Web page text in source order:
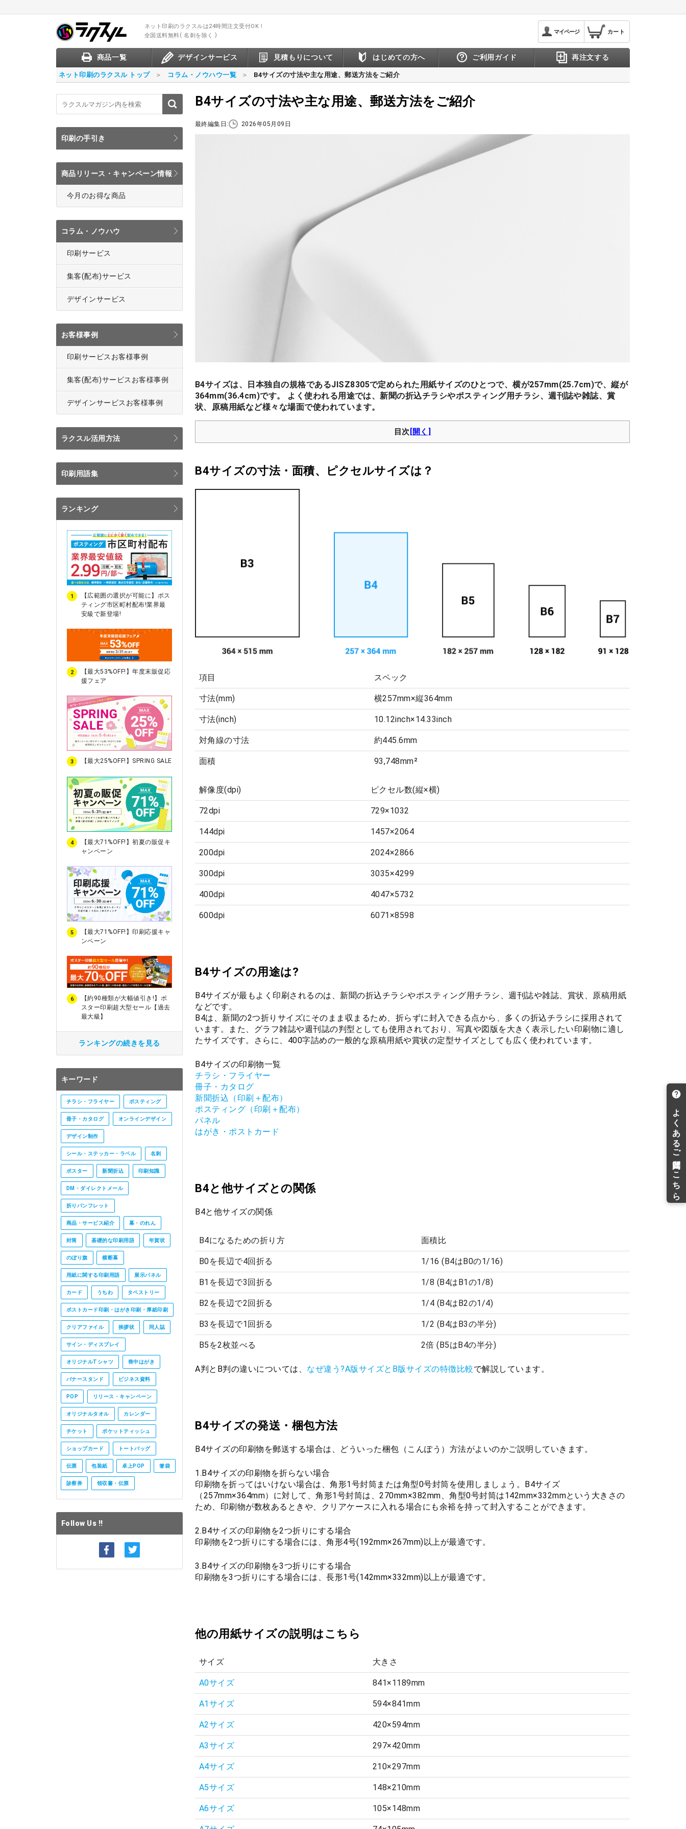
ネット印刷のラクスルは24時間注文受付OK！
全国送料無料
名刺を除く
マイページ カート
商品一覧 デザインサービス 見積もりについて はじめての方へ ご利用ガイド 再注文する
ネット印刷のラクスル トップ コラム・ノウハウ一覧 B4サイズの寸法や主な用途、郵送方法をご紹介
印刷の手引き
商品リリース・キャンペーン情報
今月のお得な商品
コラム・ノウハウ
印刷サービス
集客(配布)サービス
デザインサービス
お客様事例
印刷サービスお客様事例
集客(配布)サービスお客様事例
デザインサービスお客様事例
ラクスル活用方法
印刷用語集
ランキング
1
【広範囲の選択が可能に】ポス
ティング市区町村配布!業界最
安級で新登場!
2
【最大53%OFF!】年度末販促応
援フェア
3 【最大25%OFF!】SPRING SALE
4
【最大71%OFF!】初夏の販促キ
ャンペーン
5
【最大71%OFF!】印刷応援キャ
ンペーン
6
【約90種類が大幅値引き!】ポ
スター印刷超大型セール【過去
最大級】
ランキングの続きを見る
キーワード
チラシ・フライヤー ポスティング
冊子・カタログ オンラインデザイン
デザイン制作
シール・ステッカー・ラベル 名刺
ポスター 新聞折込 印刷知識
DM・ダイレクトメール
折りパンフレット
商品・サービス紹介 幕・のれん
封筒 基礎的な印刷用語 年賀状
のぼり旗 横断幕
用紙に関する印刷用語 展示パネル
カード うちわ タペストリー
ポストカード印刷・はがき印刷・厚紙印刷
クリアファイル 挨拶状 同人誌
サイン・ディスプレイ
オリジナルTシャツ 喪中はがき
バナースタンド ビジネス資料
POP リリース・キャンペーン
オリジナルタオル カレンダー
チケット ポケットティッシュ
ショップカード トートバッグ
伝票 包装紙 卓上POP 箸袋
診察券 領収書・伝票
Follow Us !!
B4サイズの寸法や主な用途、郵送方法をご紹介
最終編集日: 2026年05月09日
B4サイズは、日本独自の規格であるJISZ8305で定められた用紙サイズのひとつで、横が257mm(25.7cm)で、縦が
364mm(36.4cm)です。 よく使われる用途では、新聞の折込チラシやポスティング用チラシ、週刊誌や雑誌、賞
状、原稿用紙など様々な場面で使われています。
目次
B4サイズの寸法・面積、ピクセルサイズは？
項目 スペック
寸法(mm) 横257mm×縦364mm
寸法(inch) 10.12inch×14.33inch
対角線の寸法 約445.6mm
面積 93,748mm²
解像度(dpi) ピクセル数(縦×横)
72dpi 729×1032
144dpi 1457×2064
200dpi 2024×2866
300dpi 3035×4299
400dpi 4047×5732
600dpi 6071×8598
B4サイズの用途は?
B4サイズが最もよく印刷されるのは、新聞の折込チラシやポスティング用チラシ、週刊誌や雑誌、賞状、原稿用紙
などです。
B4は、新聞の2つ折りサイズにそのまま収まるため、折らずに封入できる点から、多くの折込チラシに採用されて
います。また、グラフ雑誌や週刊誌の判型としても使用されており、写真や図版を大きく表示したい印刷物に適し
たサイズです。さらに、400字詰めの一般的な原稿用紙や賞状の定型サイズとしても広く使われています。
B4サイズの印刷物一覧
チラシ・フライヤー
冊子・カタログ
新聞折込（印刷＋配布）
ポスティング（印刷＋配布）
パネル
はがき・ポストカード
B4と他サイズとの関係
B4と他サイズの関係
B4になるための折り方 面積比
B0を長辺で4回折る 1/16 (B4はB0の1/16)
B1を長辺で3回折る 1/8 (B4はB1の1/8)
B2を長辺で2回折る 1/4 (B4はB2の1/4)
B3を長辺で1回折る 1/2 (B4はB3の半分)
B5を2枚並べる 2倍 (B5はB4の半分)
A判とB判の違いについては、 なぜ違う?A版サイズとB版サイズの特徴比較で解説しています。
B4サイズの発送・梱包方法
B4サイズの印刷物を郵送する場合は、どういった梱包（こんぽう）方法がよいのかご説明していきます。
1.B4サイズの印刷物を折らない場合
印刷物を折ってはいけない場合は、角形1号封筒または角型0号封筒を使用しましょう。B4サイズ
（257mm×364mm）に対して、角形1号封筒は、270mm×382mm、角型0号封筒は142mm×332mmという大きさの
ため、印刷物が数枚あるときや、クリアケースに入れる場合にも余裕を持って封入することができます。
2.B4サイズの印刷物を2つ折りにする場合
印刷物を2つ折りにする場合には、角形4号(192mm×267mm)以上が最適です。
3.B4サイズの印刷物を3つ折りにする場合
印刷物を3つ折りにする場合には、長形1号(142mm×332mm)以上が最適です。
他の用紙サイズの説明はこちら
サイズ 大きさ
A0サイズ 841×1189mm
A1サイズ 594×841mm
A2サイズ 420×594mm
A3サイズ 297×420mm
A4サイズ 210×297mm
A5サイズ 148×210mm
A6サイズ 105×148mm